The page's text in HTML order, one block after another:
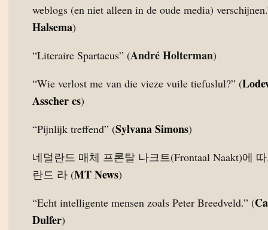
weblogs (en niet alleen in de oude media)
Halsema)
“Literaire Spartacus” (André Holterman)
“Wie verlost me van die vieze vuile tiefuslul?” (
Asscher cs)
“Pijnlijk treffend” (Sylvana Simons)
네덜란드 매체 프론탈 나크트(Frontaal Naakt)에
란드 라 (MT News)
“Echt intelligente mensen zoals Peter Breedveld.” (
Dulfer)